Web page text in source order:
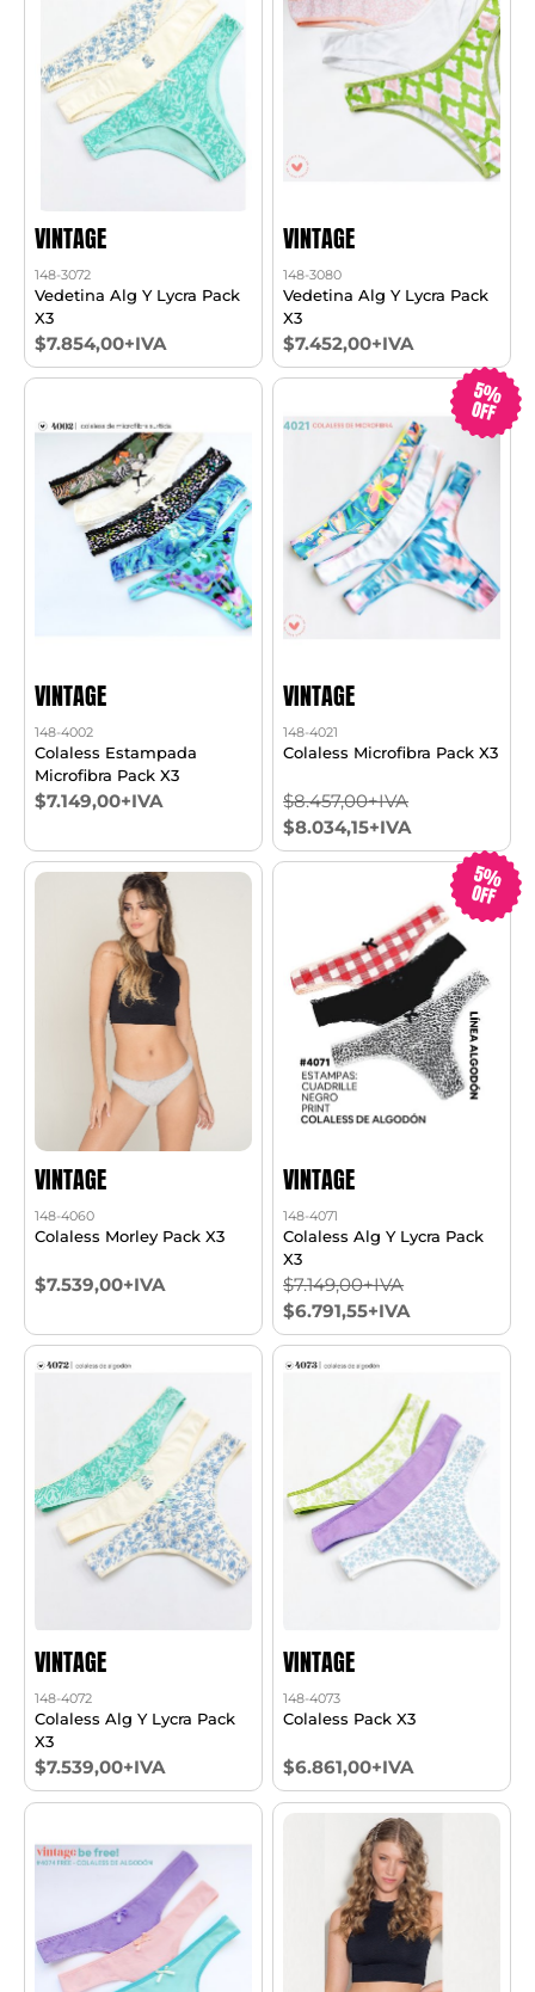
VINTAGE
148-3072
Vedetina Alg Y Lycra Pack
X3
$7.854,00+IVA
VINTAGE
148-3080
Vedetina Alg Y Lycra Pack
X3
$7.452,00+IVA
VINTAGE
148-4002
Colaless Estampada
Microfibra Pack X3
$7.149,00+IVA
5%
OFF
VINTAGE
148-4021
Colaless Microfibra Pack X3
$8.457,00+IVA
$8.034,15+IVA
VINTAGE
148-4060
Colaless Morley Pack X3
$7.539,00+IVA
5%
OFF
VINTAGE
148-4071
Colaless Alg Y Lycra Pack
X3
$7.149,00+IVA
$6.791,55+IVA
VINTAGE
148-4072
Colaless Alg Y Lycra Pack
X3
$7.539,00+IVA
VINTAGE
148-4073
Colaless Pack X3
$6.861,00+IVA